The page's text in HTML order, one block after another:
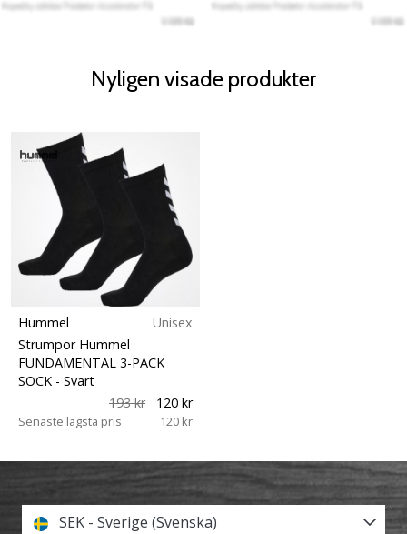
Nyligen visade produkter
Hummel
Unisex
Strumpor Hummel
FUNDAMENTAL 3-PACK
SOCK - Svart
193 kr
120 kr
Senaste lägsta pris 120 kr
SEK - Sverige (Svenska)